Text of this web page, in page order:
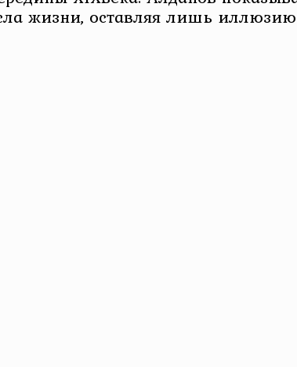
жизни, оставляя лишь иллюзию